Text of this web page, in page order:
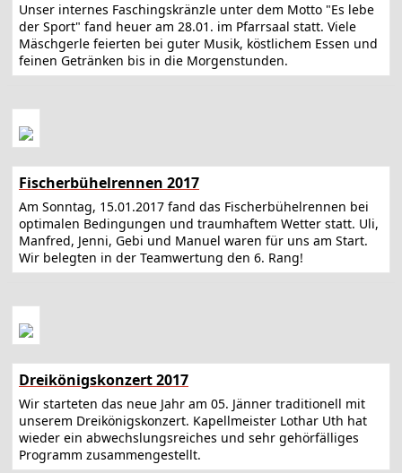
Unser internes Faschingskränzle unter dem Motto "Es lebe
der Sport" fand heuer am 28.01. im Pfarrsaal statt. Viele
Mäschgerle feierten bei guter Musik, köstlichem Essen und
feinen Getränken bis in die Morgenstunden.
Fischerbühelrennen 2017
Am Sonntag, 15.01.2017 fand das Fischerbühelrennen bei
optimalen Bedingungen und traumhaftem Wetter statt. Uli,
Manfred, Jenni, Gebi und Manuel waren für uns am Start.
Wir belegten in der Teamwertung den 6. Rang!
Dreikönigskonzert 2017
Wir starteten das neue Jahr am 05. Jänner traditionell mit
unserem Dreikönigskonzert. Kapellmeister Lothar Uth hat
wieder ein abwechslungsreiches und sehr gehörfälliges
Programm zusammengestellt.